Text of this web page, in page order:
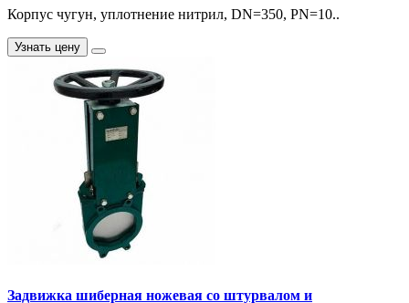
Корпус чугун, уплотнение нитрил, DN=350, PN=10..
Узнать цену
Задвижка шиберная ножевая со штурвалом и